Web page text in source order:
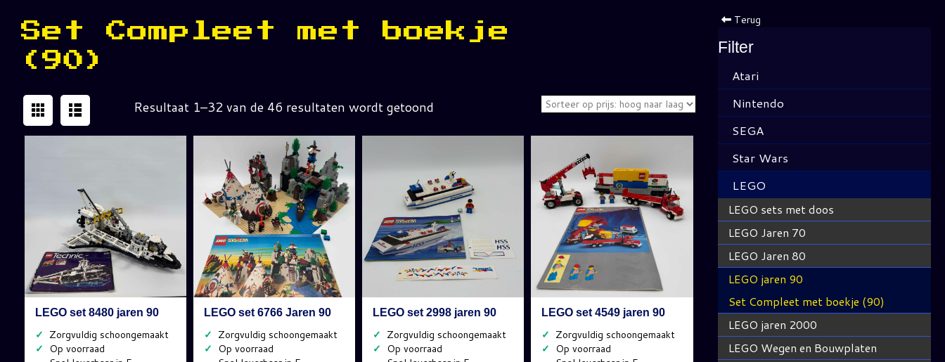
Set Compleet met boekje
(90)
Resultaat 1–32 van de 46 resultaten wordt getoond
LEGO set 8480 jaren 90
✓
✓
LEGO set 6766 Jaren 90
✓
✓
LEGO set 2998 jaren 90
✓
✓
LEGO set 4549 jaren 90
✓
✓
Terug
Filter
Atari
Nintendo
SEGA
Star Wars
LEGO
LEGO sets met doos
LEGO Jaren 70
LEGO Jaren 80
LEGO jaren 90
Set Compleet met boekje (90)
LEGO jaren 2000
LEGO Wegen en Bouwplaten